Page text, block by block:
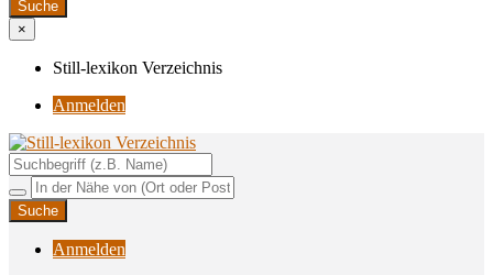
×
Still-lexikon Verzeichnis
Anmelden
Still-lexikon Verzeichnis
Unterstützungsangebote rund ums Stillen
Anmelden